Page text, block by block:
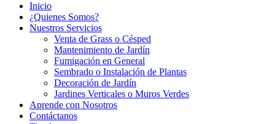
Inicio
¿Quienes Somos?
Nuestros Servicios
Venta de Grass o Césped
Mantenimiento de Jardín
Fumigación en General
Sembrado o Instalación de Plantas
Decoración de Jardín
Jardines Verticales o Muros Verdes
Aprende con Nosotros
Contáctanos